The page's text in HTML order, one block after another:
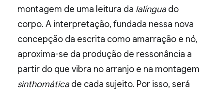
montagem de uma leitura da lalínguado
corpo. A interpretação, fundada nessa nova
concepção da escrita como amarração e nó,
aproxima-se da produção de ressonância a
partir do que vibra no arranjo e na montagem
sinthomáticade cada sujeito. Por isso, será